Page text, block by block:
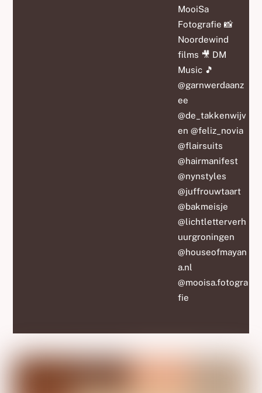
MooiSa
Fotografie 📸
Noordewind
films 🎥 DM
Music 🎵
@garnwerdaanz
ee
@de_takkenwijv
en @feliz_novia
@flairsuits
@hairmanifest
@nynstyles
@juffrouwtaart
@bakmeisje
@lichtletterverh
uurgroningen
@houseofmayan
a.nl
@mooisa.fotogra
fie